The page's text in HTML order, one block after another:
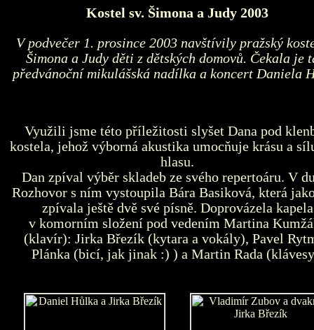
Kostel sv. Šimona a Judy 2003
V podvečer 1. prosince 2003 navštívily pražský
Šimona a Judy děti z dětských domovů. Čekala je
předvánoční mikulášská nadílka a koncert Daniela
Využili jsme této příležitosti slyšet Dana pod
kostela, jehož výborná akustika umocňuje krásu a
hlasu.
Dan zpíval výběr skladeb ze svého repertoáru. V
Rozhovor s ním vystoupila Bára Basiková, která
zpívala ještě dvě své písně. Doprovázela kapela
v komorním složení pod vedením Martina
(klavír): Jirka Březík (kytara a vokály), Pavel
Plánka (bicí, jak jinak :) ) a Martin Rada